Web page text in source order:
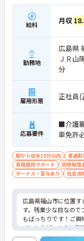
給料 月収
勤務地
広島県
ＪＲ山
分
雇用形態 正社員(
応募要件
■介護
車免許
駅から徒歩10分以内 車通勤
資格取得サポート
研修制度
ボーナス・賞与あり
社会保
広島県福山市に位置
す。残業少な目なの
もばっちりです！ご
イントなど、さらに詳
にご相談ください！